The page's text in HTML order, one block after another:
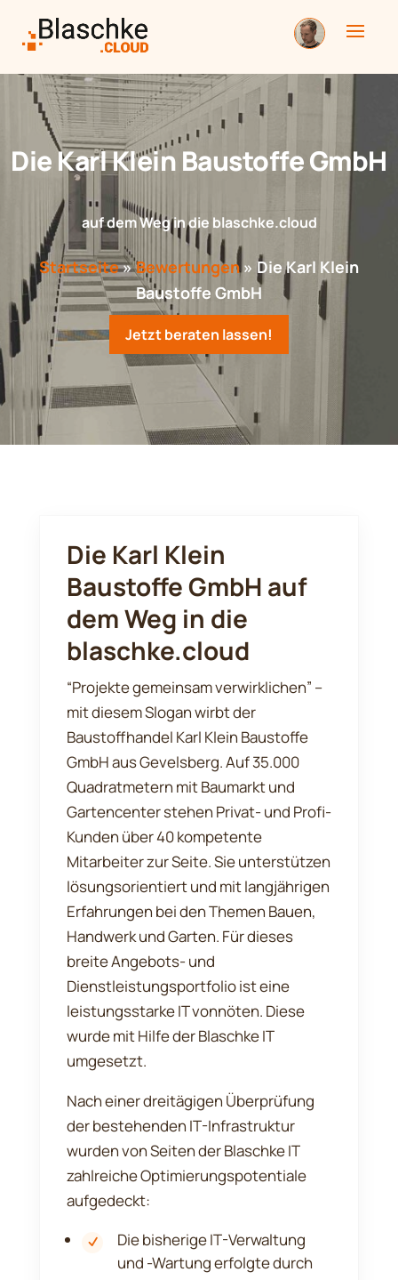
Die Karl Klein Baustoffe GmbH
auf dem Weg in die blaschke.cloud
Startseite»Bewertungen » Die Karl Klein
Baustoffe GmbH
Jetzt beraten lassen!
Die Karl Klein
Baustoffe GmbH auf
dem Weg in die
blaschke.cloud
“Projekte gemeinsam verwirklichen” –
mit diesem Slogan wirbt der
Baustoffhandel Karl Klein Baustoffe
GmbH aus Gevelsberg. Auf 35.000
Quadratmetern mit Baumarkt und
Gartencenter stehen Privat- und Profi-
Kunden über 40 kompetente
Mitarbeiter zur Seite. Sie unterstützen
lösungsorientiert und mit langjährigen
Erfahrungen bei den Themen Bauen,
Handwerk und Garten. Für dieses
breite Angebots- und
Dienstleistungsportfolio ist eine
leistungsstarke IT vonnöten. Diese
wurde mit Hilfe der Blaschke IT
umgesetzt.
Nach einer dreitägigen Überprüfung
der bestehenden IT-Infrastruktur
wurden von Seiten der Blaschke IT
zahlreiche Optimierungspotentiale
aufgedeckt:
Die bisherige IT-Verwaltung
und -Wartung erfolgte durch